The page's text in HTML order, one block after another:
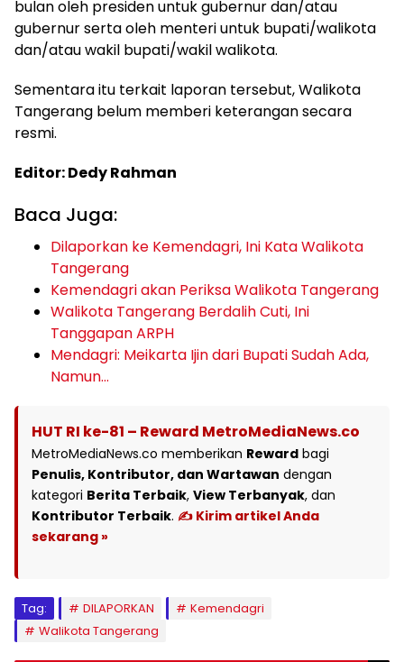
bulan oleh presiden untuk gubernur dan/atau
gubernur serta oleh menteri untuk bupati/walikota
dan/atau wakil bupati/wakil walikota.
Sementara itu terkait laporan tersebut, Walikota
Tangerang belum memberi keterangan secara
resmi.
Editor: Dedy Rahman
Baca Juga:
Dilaporkan ke Kemendagri, Ini Kata Walikota
Tangerang
Kemendagri akan Periksa Walikota Tangerang
Walikota Tangerang Berdalih Cuti, Ini
Tanggapan ARPH
Mendagri: Meikarta Ijin dari Bupati Sudah Ada,
Namun…
HUT RI ke-81 – Reward MetroMediaNews.co
MetroMediaNews.co memberikan Reward bagi
Penulis, Kontributor, dan Wartawan dengan
kategori Berita Terbaik, View Terbanyak, dan
Kontributor Terbaik. ✍️ Kirim artikel Anda
sekarang »
Tag: DILAPORKAN
Kemendagri
Walikota Tangerang